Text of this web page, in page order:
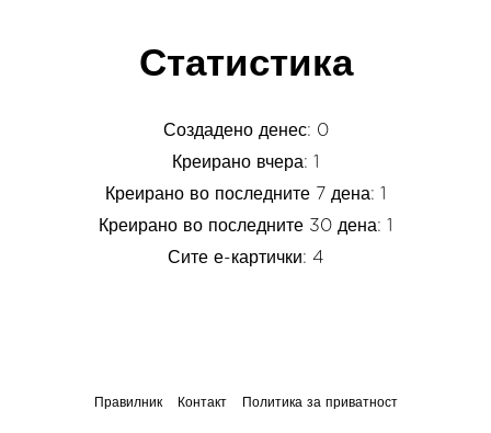
Статистика
Создадено денес: 0
Креирано вчера: 1
Креирано во последните 7 дена: 1
Креирано во последните 30 дена: 1
Сите е-картички: 4
Правилник Контакт Политика за приватност